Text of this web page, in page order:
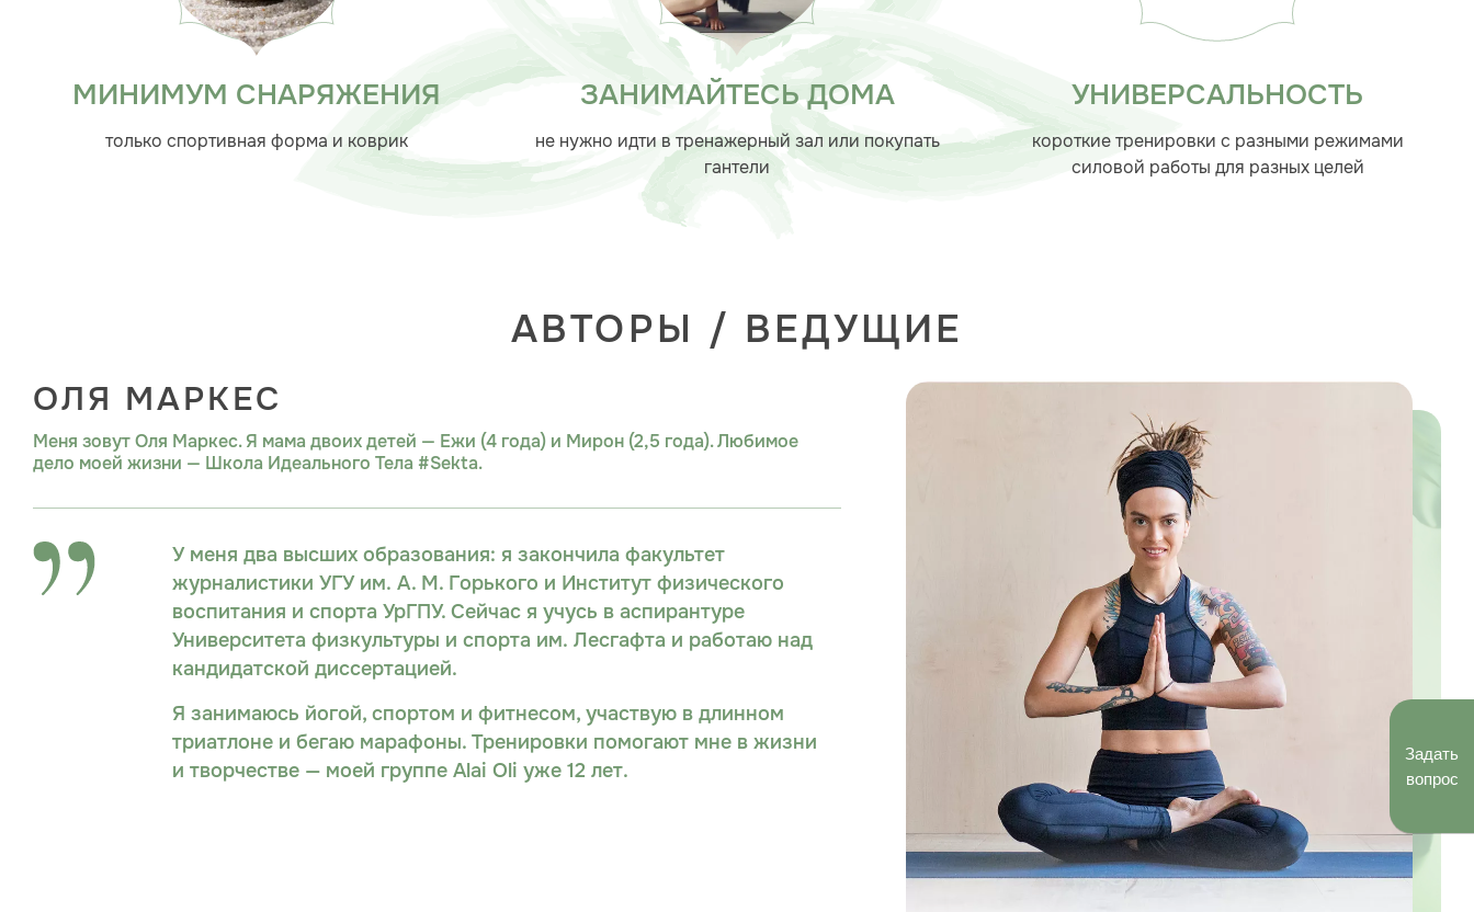
МИНИМУМ СНАРЯЖЕНИЯ
только спортивная форма и коврик
ЗАНИМАЙТЕСЬ ДОМА
не нужно идти в тренажерный зал или покупать
гантели
УНИВЕРСАЛЬНОСТЬ
короткие тренировки с разными режимами
силовой работы для разных целей
АВТОРЫ / ВЕДУЩИЕ
ОЛЯ МАРКЕС
Меня зовут Оля Маркес. Я мама двоих детей — Ежи (4 года) и Мирон (2,5 года). Любимое
дело моей жизни — Школа Идеального Тела #Sekta.
У меня два высших образования: я закончила факультет
журналистики УГУ им. А. М. Горького и Институт физического
воспитания и спорта УрГПУ. Сейчас я учусь в аспирантуре
Университета физкультуры и спорта им. Лесгафта и работаю над
кандидатской диссертацией.
Я занимаюсь йогой, спортом и фитнесом, участвую в длинном
триатлоне и бегаю марафоны. Тренировки помогают мне в жизни
и творчестве — моей группе Alai Oli уже 12 лет.
Задать
вопрос